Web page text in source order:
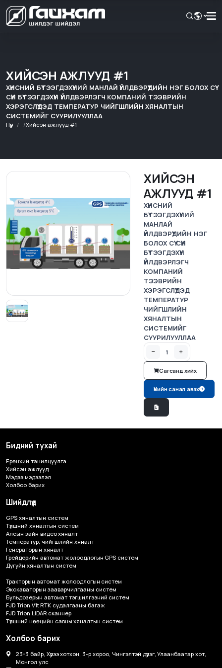
ХИЙСЭН АЖЛУУД #1
ХҮНСНИЙ БҮТЭЭГДЭХҮҮНИЙ МАНЛАЙ ҮЙЛДВЭРҮҮДИЙН НЭГ БОЛОХ СҮҮ
СҮҮН БҮТЭЭГДЭХҮҮН ҮЙЛДВЭРЛЭГЧ КОМПАНИЙ ТЭЭВРИЙН
ХЭРЭГСЛҮҮДЭД ТЕМПЕРАТУР ЧИЙГШЛИЙН ХЯНАЛТЫН
СИСТЕМИЙГ СУУРИЛУУЛЛАА
Нүүр Хийсэн ажлууд #1
ХИЙСЭН
АЖЛУУД #1
ХҮНСНИЙ
БҮТЭЭГДЭХҮҮНИЙ
МАНЛАЙ
ҮЙЛДВЭРҮҮДИЙН НЭГ
БОЛОХ СҮҮ СҮҮН
БҮТЭЭГДЭХҮҮН
ҮЙЛДВЭРЛЭГЧ
КОМПАНИЙ
ТЭЭВРИЙН
ХЭРЭГСЛҮҮДЭД
ТЕМПЕРАТУР
ЧИЙГШЛИЙН
ХЯНАЛТЫН
СИСТЕМИЙГ
СУУРИЛУУЛЛАА
Сагсанд хийх
Үнийн санал авах
Бидний тухай
Ерөнхий танилцуулга
Хийсэн ажлууд
Мэдээ мэдээлэл
Холбоо барих
Шийдлүүд
GPS хяналтын систем
Түлшний хяналтын систем
Алсын зайн видео хяналт
Температур, чийгшлийн хяналт
Генераторын хяналт
Грейдерийн автомат жолоодлогын GPS систем
Дугуйн хяналтын систем
Тракторын автомат жолоодлогын систем
Экскаваторын зааварчилгааны систем
Бульдозерын автомат тэгшилгээний систем
FJD Trion V1t RTK судалгааны багаж
FJD Trion LIDAR сканнер
Түлшний нөөцийн савны хяналтын систем
Холбоо барих
23-3 байр, Хүрээ хотхон, 3-р хороо, Чингэлтэй дүүрэг, Улаанбаатар хот,
Монгол улс